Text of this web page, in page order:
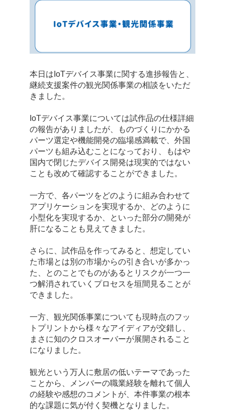
本日はIoTデバイス事業に関する進捗報告と、
継続支援案件の観光関係事業の相談をいただ
きました。
IoTデバイス事業については試作品の仕様詳細
の報告がありましたが、ものづくりにかかる
パーツ選定や機能開発の臨場感満載で、外国
パーツも組み込むことになっており、もはや
国内で閉じたデバイス開発は現実的ではない
ことも改めて確認することができました。
一方で、各パーツをどのように組み合わせて
アプリケーションを実現するか、どのように
小型化を実現するか、といった部分の開発が
肝になることも見えてきました。
さらに、試作品を作ってみると、想定してい
た市場とは別の市場からの引き合いが多かっ
た、とのことでものがあるとリスクが一つ一
つ解消されていくプロセスを垣間見ることが
できました。
一方、観光関係事業についても現時点のフッ
トプリントから様々なアイディアが交錯し、
まさに知のクロスオーバーが展開されること
になりました。
観光という万人に敷居の低いテーマであった
ことから、メンバーの職業経験を離れて個人
の経験や感想のコメントが、本件事業の根本
的な課題に気が付く契機となりました。